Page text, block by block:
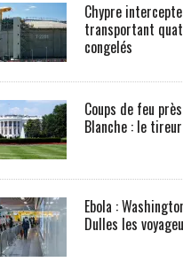
Chypre
transportant
congelés
Coups de feu
Blanche : le
Ebola :
Dulles les